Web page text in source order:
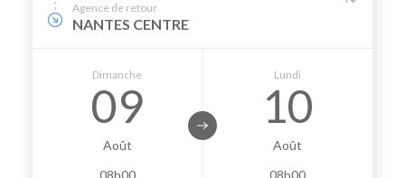
Agence de retour
NANTES CENTRE
Dimanche
09
Août
08h00
Lundi
10
Août
08h00